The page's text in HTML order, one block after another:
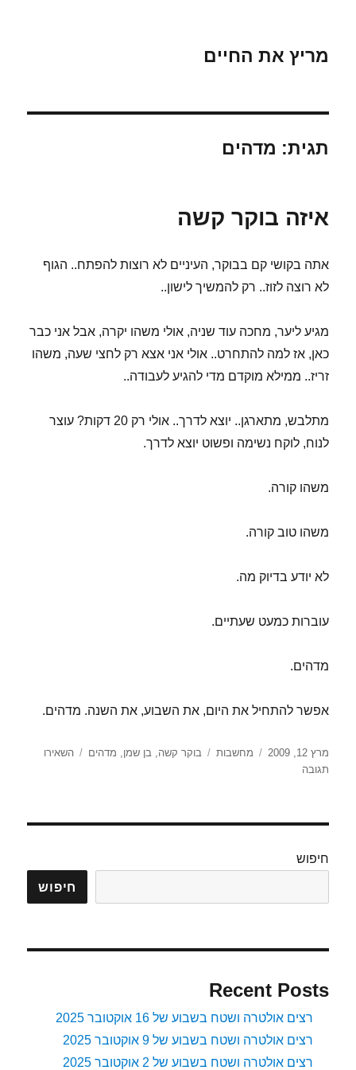
מריץ את החיים
תגית: מדהים
איזה בוקר קשה
אתה בקושי קם בבוקר, העיניים לא רוצות להפתח.. הגוף
לא רוצה לזוז.. רק להמשיך לישון..
מגיע ליער, מחכה עוד שניה, אולי משהו יקרה, אבל אני כבר
כאן, אז למה להתחרט.. אולי אני אצא רק לחצי שעה, משהו
זריז.. ממילא מוקדם מדי להגיע לעבודה..
מתלבש, מתארגן.. יוצא לדרך.. אולי רק 20 דקות? עוצר
לנוח, לוקח נשימה ופשוט יוצא לדרך.
משהו קורה.
משהו טוב קורה.
לא יודע בדיוק מה.
עוברות כמעט שעתיים.
מדהים.
אפשר להתחיל את היום, את השבוע, את השנה. מדהים.
פורסם
בתאריך
מרץ 12, 2009 קטגוריות
מחשבות תגיות
בוקר קשה,בן שמן, מדהים
השאירו
תגובה
חיפוש
חיפוש
Recent Posts
רצים אולטרה ושטח בשבוע של 16 אוקטובר 2025
רצים אולטרה ושטח בשבוע של 9 אוקטובר 2025
רצים אולטרה ושטח בשבוע של 2 אוקטובר 2025